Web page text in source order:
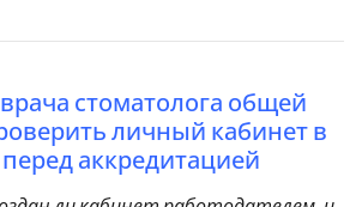
врача стоматолога общей
личный кабинет в
аккредитацией